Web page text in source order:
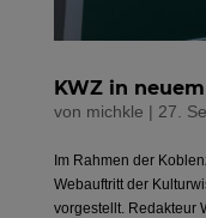
KWZ in
von michkle | 27.
Im Rahmen der
Webauftritt der
vorgestellt. Redakteur